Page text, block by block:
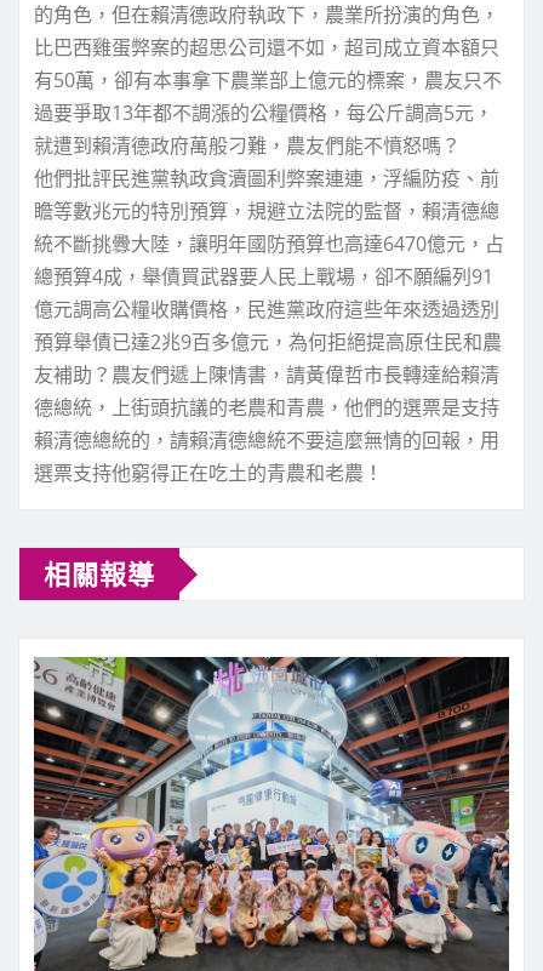
的角色，但在賴清德政府執政下，農業所扮演的角色，
比巴西雞蛋弊案的超思公司還不如，超司成立資本額只
有50萬，卻有本事拿下農業部上億元的標案，農友只不
過要爭取13年都不調漲的公糧價格，每公斤調高5元，
就遭到賴清德政府萬般刁難，農友們能不憤怒嗎？
他們批評民進黨執政貪瀆圖利弊案連連，浮編防疫、前
瞻等數兆元的特別預算，規避立法院的監督，賴清德總
統不斷挑釁大陸，讓明年國防預算也高達6470億元，占
總預算4成，舉債買武器要人民上戰場，卻不願編列91
億元調高公糧收購價格，民進黨政府這些年來透過透別
預算舉債已達2兆9百多億元，為何拒絕提高原住民和農
友補助？農友們遞上陳情書，請黃偉哲市長轉達給賴清
德總統，上街頭抗議的老農和青農，他們的選票是支持
賴清德總統的，請賴清德總統不要這麼無情的回報，用
選票支持他窮得正在吃土的青農和老農！
相關報導